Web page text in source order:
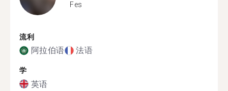
Fes
流利
阿拉伯语 法语
学
英语